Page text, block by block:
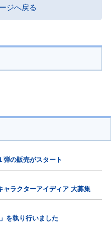
ジへ戻る
弾の販売がスタート
ャラクターアイディア 大募集
を執り行いました